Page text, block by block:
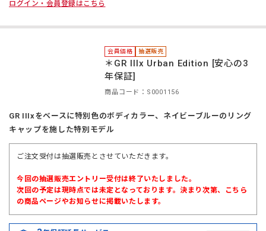
ログイン・会員登録はこちら
会員価格 抽選販売
＊GR IIIx Urban Edition [安心の3
年保証]
商品コード：S0001156
GR IIIxをベースに特別色のボディカラー、ネイビーブルーのリング
キャップを施した特別モデル
ご注文受付は抽選販売とさせていただきます。